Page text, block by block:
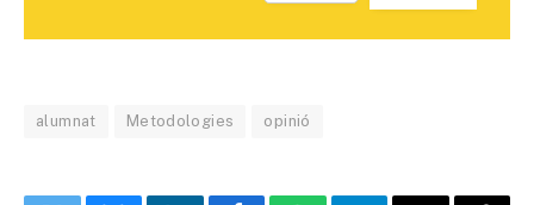
alumnat Metodologies opinió